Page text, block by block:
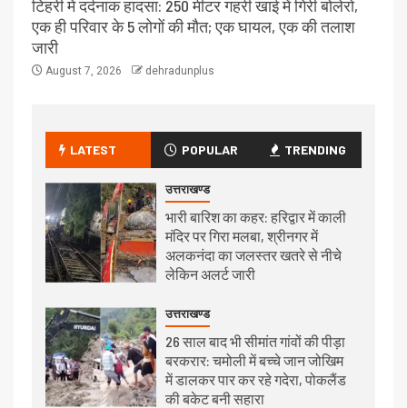
टिहरी में दर्दनाक हादसा: 250 मीटर गहरी खाई में गिरी बोलेरो,
एक ही परिवार के 5 लोगों की मौत; एक घायल, एक की तलाश
जारी
August 7, 2026 dehradunplus
LATEST POPULAR TRENDING
उत्तराखण्ड
भारी बारिश का कहर: हरिद्वार में काली
मंदिर पर गिरा मलबा, श्रीनगर में
अलकनंदा का जलस्तर खतरे से नीचे
लेकिन अलर्ट जारी
उत्तराखण्ड
26 साल बाद भी सीमांत गांवों की पीड़ा
बरकरार: चमोली में बच्चे जान जोखिम
में डालकर पार कर रहे गदेरा, पोकलैंड
की बकेट बनी सहारा